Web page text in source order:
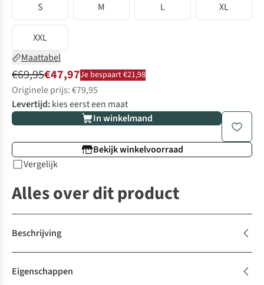
S
M L XL
XXL
Maattabel
€69,95€47,97Je bespaart €21,98
Originele prijs: €79,95
Levertijd:kies eerst een maat
In winkelmand
Bekijk winkelvoorraad
Vergelijk
Alles over dit product
Beschrijving
Eigenschappen